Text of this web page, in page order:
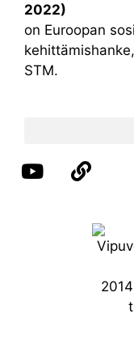
2022)
on Euroopan
STM.